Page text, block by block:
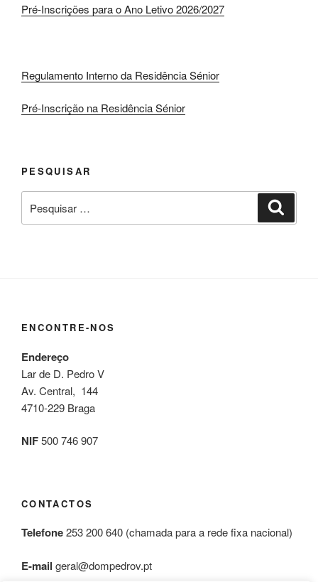
Pré-Inscrições para o Ano Letivo 2026/2027
Regulamento Interno da Residência Sénior
Pré-Inscrição na Residência Sénior
PESQUISAR
por:
ENCONTRE-NOS
Endereço
Lar de D. Pedro V
Av. Central, 144
4710-229 Braga
NIF500 746 907
CONTACTOS
Telefone253 200 640 (chamada para a rede fixa nacional)
E-mail geral@dompedrov.pt